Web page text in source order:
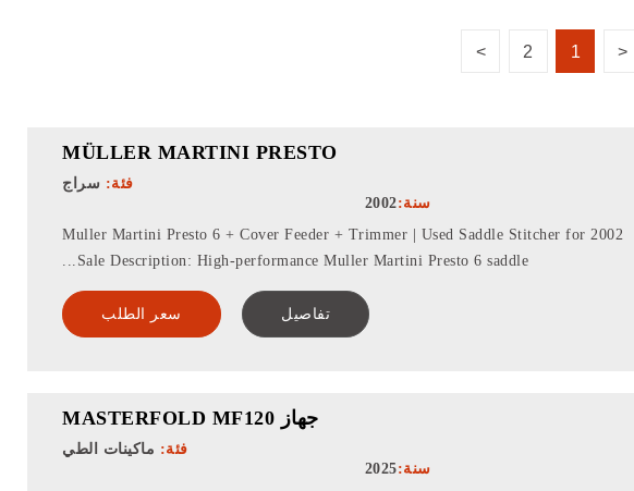
<
1
2
>
MÜLLER MARTINI PRESTO
فئة: سراج
سنة:2002
2002 Muller Martini Presto 6 + Cover Feeder + Trimmer | Used Saddle Stitcher for
Sale Description: High-performance Muller Martini Presto 6 saddle...
تفاصيل سعر الطلب
جهاز MASTERFOLD MF120
فئة: ماكينات الطي
سنة:2025